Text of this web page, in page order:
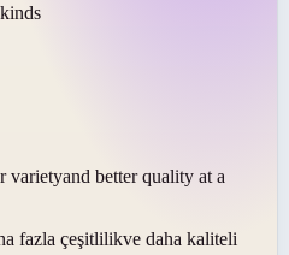
varietyand better quality at a
fazla çeşitlilikve daha kaliteli